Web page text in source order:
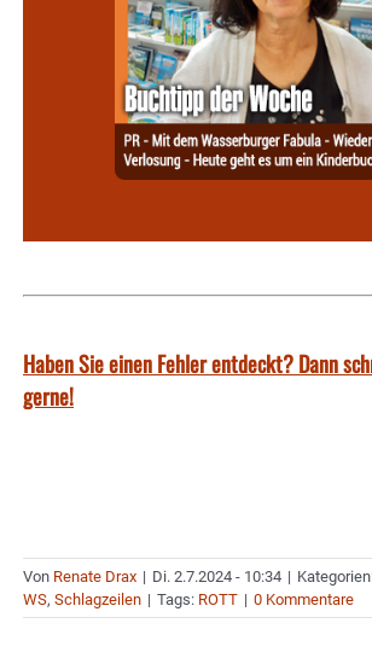
Haben Sie einen Fehler entdeckt? Dann
gerne!
Von Renate Drax | Di. 2.7.2024 - 10:34 |
WS, Schlagzeilen | Tags: ROTT | 0 Kommentare